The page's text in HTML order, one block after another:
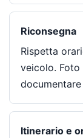
Riconsegna
Rispetta
veicolo. Foto
Itinerario e